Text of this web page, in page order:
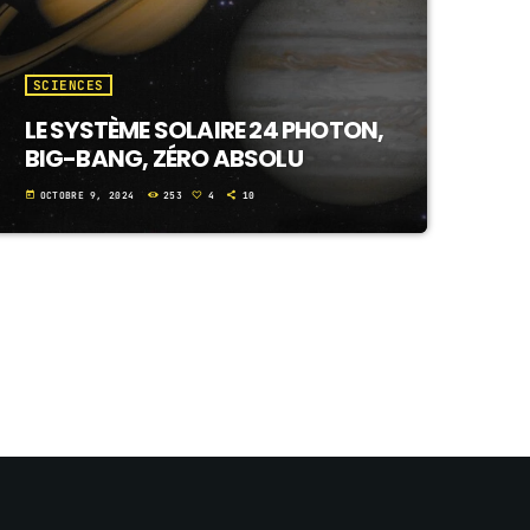
SCIENCES
LE SYSTÈME SOLAIRE 24 PHOTON,
BIG-BANG, ZÉRO ABSOLU
today OCTOBRE 9, 2024 253 4 10